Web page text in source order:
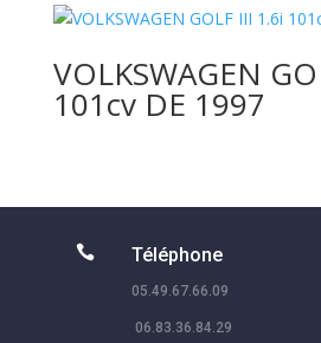
VOLKSWAGEN
101cv DE 1997
 Téléphone
05.49.67.66.09
06.83.36.84.29